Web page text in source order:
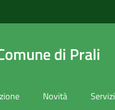
di Prali
Novità Servizi